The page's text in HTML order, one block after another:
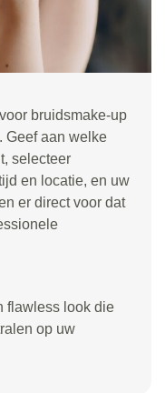
bruidsmake-up
Geef aan welke
selecteer
en locatie, en uw
er direct voor dat
flawless look die
op uw